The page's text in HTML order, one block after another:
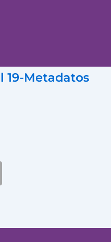
19-Metadatos